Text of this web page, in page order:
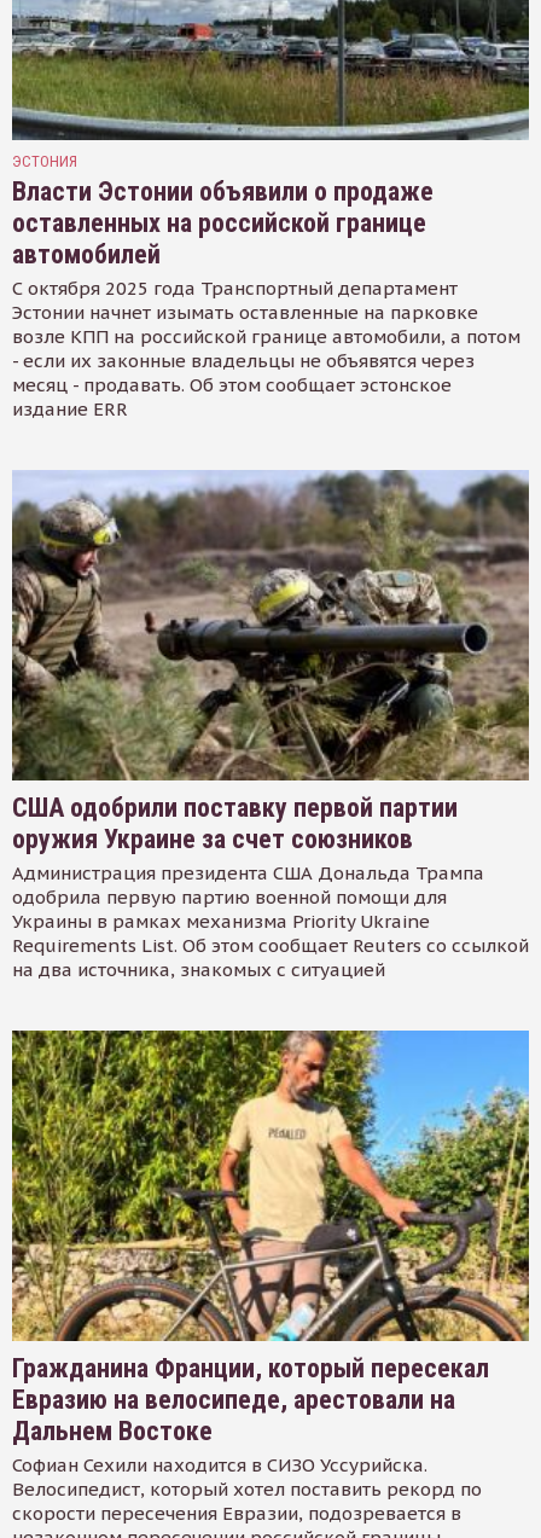
ЭСТОНИЯ
Власти Эстонии объявили о продаже
оставленных на российской границе
автомобилей
С октября 2025 года Транспортный департамент
Эстонии начнет изымать оставленные на парковке
возле КПП на российской границе автомобили, а потом
- если их законные владельцы не объявятся через
месяц - продавать. Об этом сообщает эстонское
издание ERR
США одобрили поставку первой партии
оружия Украине за счет союзников
Администрация президента США Дональда Трампа
одобрила первую партию военной помощи для
Украины в рамках механизма Priority Ukraine
Requirements List. Об этом сообщает Reuters со ссылкой
на два источника, знакомых с ситуацией
Гражданина Франции, который пересекал
Евразию на велосипеде, арестовали на
Дальнем Востоке
Софиан Сехили находится в СИЗО Уссурийска.
Велосипедист, который хотел поставить рекорд по
скорости пересечения Евразии, подозревается в